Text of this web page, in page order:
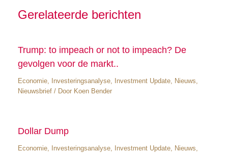
Gerelateerde berichten
Trump: to impeach or not to impeach? De
gevolgen voor de markt..
Economie, Investeringsanalyse, Investment Update, Nieuws,
Nieuwsbrief/ Door Koen Bender
Dollar Dump
Economie, Investeringsanalyse, Investment Update, Nieuws,